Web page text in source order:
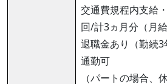
交通費規程内支給
回/計3ヵ月分（月
退職金あり（勤続
通勤可
（パートの場合、